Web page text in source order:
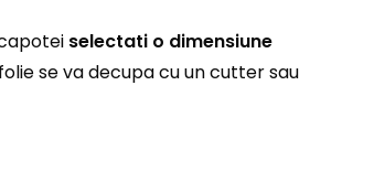
selectati o dimensiune
se va decupa cu un cutter sau